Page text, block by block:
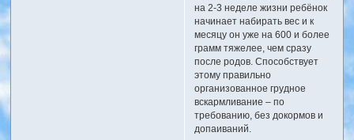
на 2-3 неделе жизни ребёнок
начинает набирать вес и к
месяцу он уже на 600 и более
грамм тяжелее, чем сразу
после родов. Способствует
этому правильно
организованное грудное
вскармливание – по
требованию, без докормов и
допаиваний.